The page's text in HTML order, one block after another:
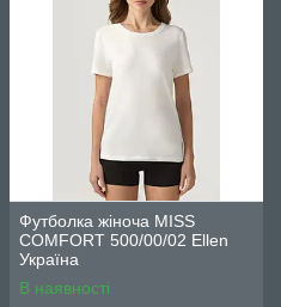
Футболка жіноча MISS
COMFORT 500/00/02 Ellen
Україна
В наявності